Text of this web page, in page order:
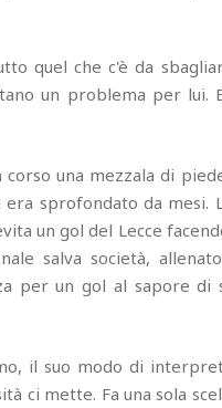
quel che c'è da
un problema per lui.
corso una mezzala di
sprofondato da mesi.
un gol del Lecce
salva società,
per un gol al sapore di
il suo modo di
ci mette. Fa una sola